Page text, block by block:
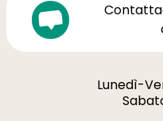
Lunedì-